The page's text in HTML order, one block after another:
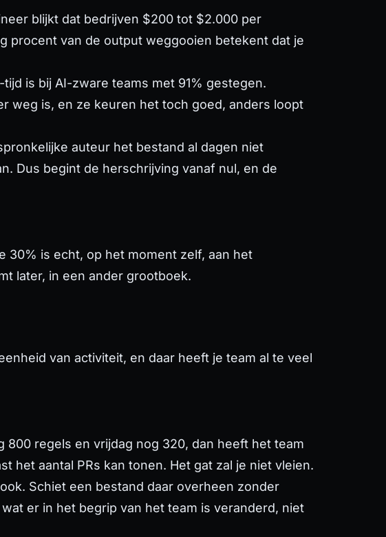
blijkt dat bedrijven $200 tot $2.000 per
procent van de output weggooien betekent dat je
is bij AI-zware teams met 91% gestegen.
weg is, en ze keuren het toch goed, anders loopt
auteur het bestand al dagen niet
Dus begint de herschrijving vanaf nul, en de
30% is echt, op het moment zelf, aan het
later, in een ander grootboek.
van activiteit, en daar heeft je team al te veel
800 regels en vrijdag nog 320, dan heeft het team
het aantal PRs kan tonen. Het gat zal je niet vleien.
Schiet een bestand daar overheen zonder
er in het begrip van het team is veranderd, niet